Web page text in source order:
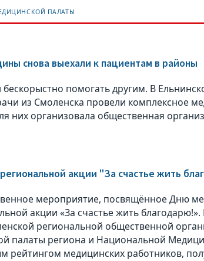
ПАЛАТЫ
снова выехали к пациентам в районы
помогать другим. В
из Смоленска провели комплексное
них организовала общественная
акции "За счастье жить
мероприятие, посвящённое Дню
акции «За счастье жить
региональной общественной
палаты региона и Национальной
рейтингом медицинских работников,